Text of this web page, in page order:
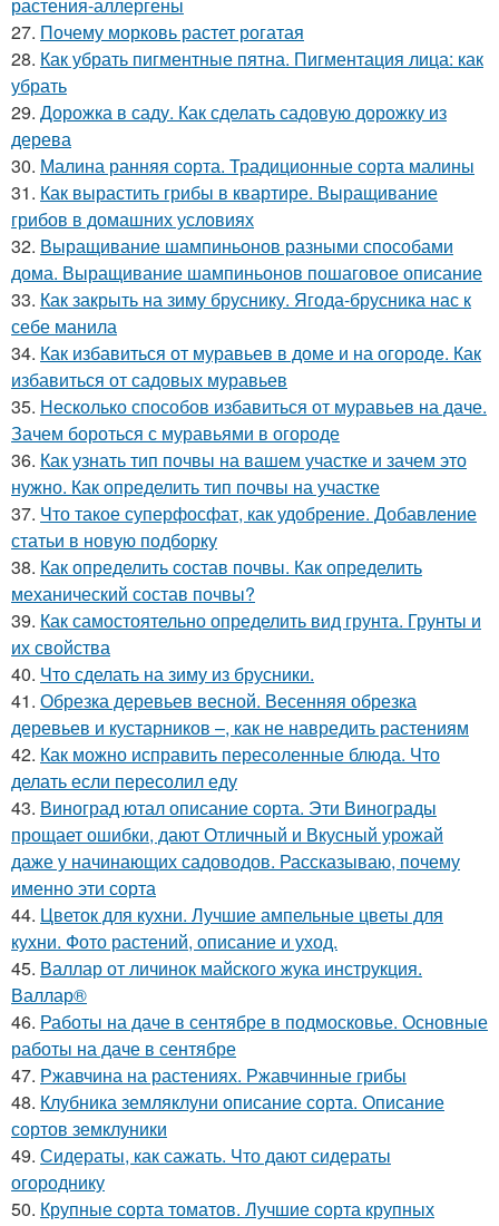
27. Почему морковь растет рогатая
28. Как убрать пигментные пятна. Пигментация лица: как
убрать
29. Дорожка в саду. Как сделать садовую дорожку из
дерева
30. Малина ранняя сорта. Традиционные сорта малины
31. Как вырастить грибы в квартире. Выращивание
грибов в домашних условиях
32. Выращивание шампиньонов разными способами
дома. Выращивание шампиньонов пошаговое описание
33. Как закрыть на зиму бруснику. Ягода-брусника нас к
себе манила
34. Как избавиться от муравьев в доме и на огороде. Как
избавиться от садовых муравьев
35. Несколько способов избавиться от муравьев на даче.
Зачем бороться с муравьями в огороде
36. Как узнать тип почвы на вашем участке и зачем это
нужно. Как определить тип почвы на участке
37. Что такое суперфосфат, как удобрение. Добавление
статьи в новую подборку
38. Как определить состав почвы. Как определить
механический состав почвы?
39. Как самостоятельно определить вид грунта. Грунты и
их свойства
40. Что сделать на зиму из брусники.
41. Обрезка деревьев весной. Весенняя обрезка
деревьев и кустарников –, как не навредить растениям
42. Как можно исправить пересоленные блюда. Что
делать если пересолил еду
43. Виноград ютал описание сорта. Эти Винограды
прощает ошибки, дают Отличный и Вкусный урожай
даже у начинающих садоводов. Рассказываю, почему
именно эти сорта
44. Цветок для кухни. Лучшие ампельные цветы для
кухни. Фото растений, описание и уход.
45. Валлар от личинок майского жука инструкция.
Валлар®
46. Работы на даче в сентябре в подмосковье. Основные
работы на даче в сентябре
47. Ржавчина на растениях. Ржавчинные грибы
48. Клубника земляклуни описание сорта. Описание
сортов земклуники
49. Сидераты, как сажать. Что дают сидераты
огороднику
50. Крупные сорта томатов. Лучшие сорта крупных